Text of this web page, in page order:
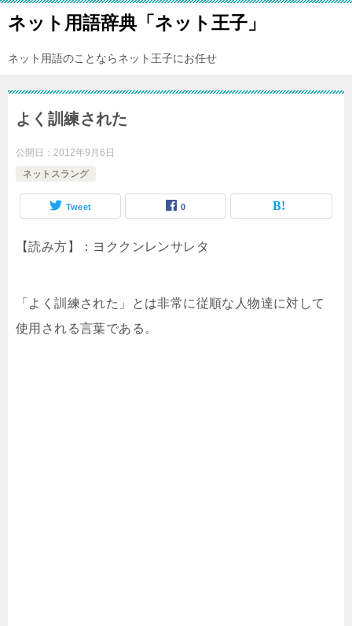
ネット用語辞典「ネット王子」
ネット用語のことならネット王子にお任せ
よく訓練された
公開日： 2012年9月6日
ネットスラング
Tweet 0
【読み方】：ヨククンレンサレタ
「よく訓練された」とは非常に従順な人物達に対して
使用される言葉である。